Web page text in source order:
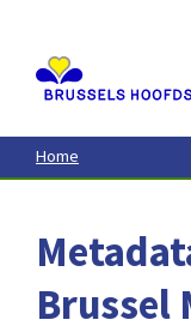
contenu
principal
Home